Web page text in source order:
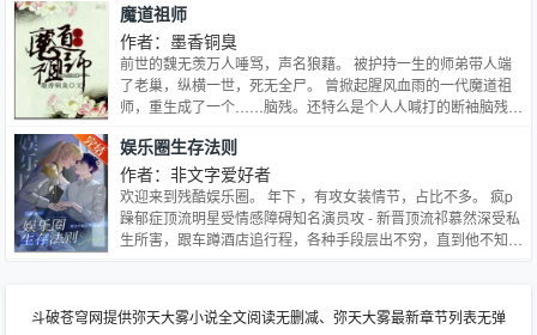
情。苏蔓把他看成眼中钉，他却在两人一点一滴的交往中对苏蔓
渐生情愫。宋翊不远万里地奔赴美国与苏蔓共度平安夜，两人默
许了爱情。可当苏蔓出差回国时，发现一切都变了，死党麻辣烫
不再是她所认识的那个无牵无挂的女孩儿，而宋翊竟成了麻辣烫
的男朋友……接踵而来的意外降临在苏蔓身上，宋翊、麻辣烫的
的时光中，也许别人是你的秘密，也许你是别人的秘密，可当答
案真的放在眼前时，你，愿意去揭晓吗？
魔道祖师
作者：墨香铜臭
前世的魏无羡万人唾骂，声名狼藉。 被护持一生的师弟带人端
了老巢，纵横一世，死无全尸。 曾掀起腥风血雨的一代魔道祖
师，重生成了一个……脑残。还特么是个人人喊打的断袖脑残！
千军万马，十方恶霸，九州奇侠，高岭之花，但凡化为一抔黄
土，统统收归旗下，为我所用，供我驱策！
娱乐圈生存法则
作者：非文字爱好者
欢迎来到残酷娱乐圈。 年下 ，有攻女装情节，占比不多。 疯p
躁郁症顶流明星受情感障碍知名演员攻 - 新晋顶流祁慕然深受私
生所害，跟车蹲酒店追行程，各种手段层出不穷，直到他不知怎
得她们想要当场脱粉。 这种状态一直维持到剧方官宣那天，女
斗破苍穹网提供弥天大雾小说全文阅读无删减、弥天大雾最新章节列表无弹